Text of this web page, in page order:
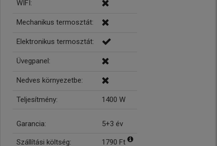
WIFI:
Mechanikus termosztát:
Elektronikus termosztát:
Üvegpanel:
Nedves környezetbe:
Teljesítmény: 1400 W
Garancia: 5+3 év
Szállítási költség: 1790 Ft